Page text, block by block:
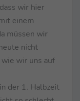
wir hier
einem
müssen wir
nicht
wir uns auf
der 1. Halbzeit